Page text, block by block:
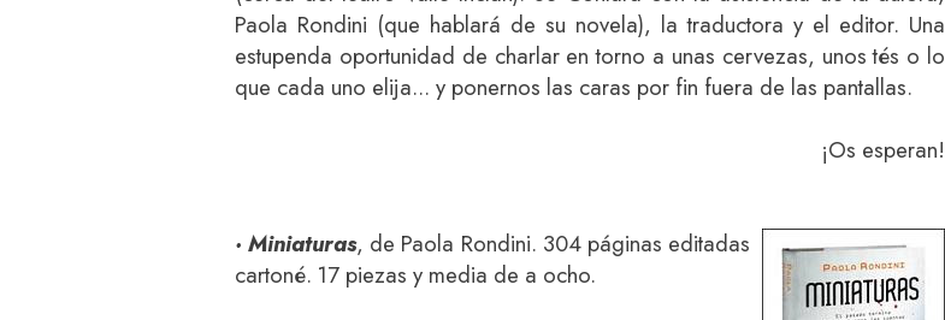
Paola Rondini (que hablará de su novela), la traductora y el editor. Una
estupenda oportunidad de charlar en torno a unas cervezas, unos tés o lo
que cada uno elija... y ponernos las caras por fin fuera de las pantallas.
¡Os esperan!
· Miniaturas, de Paola Rondini. 304 páginas editadas
cartoné. 17 piezas y media de a ocho.